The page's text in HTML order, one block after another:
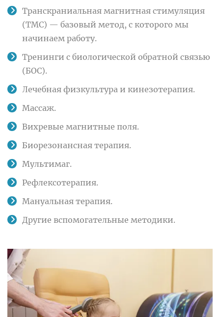
Транскраниальная магнитная стимуляция
(ТМС) — базовый метод, с которого мы
начинаем работу.
Тренинги с биологической обратной связью
(БОС).
Лечебная физкультура и кинезотерапия.
Массаж.
Вихревые магнитные поля.
Биорезонансная терапия.
Мультимаг.
Рефлексотерапия.
Мануальная терапия.
Другие вспомогательные методики.